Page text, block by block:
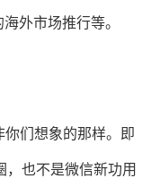
外市场推行等。
你们想象的那样。即
，也不是微信新功用